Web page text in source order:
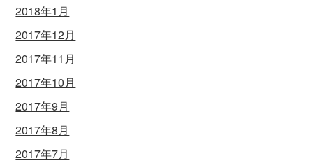
2018年1月
2017年12月
2017年11月
2017年10月
2017年9月
2017年8月
2017年7月